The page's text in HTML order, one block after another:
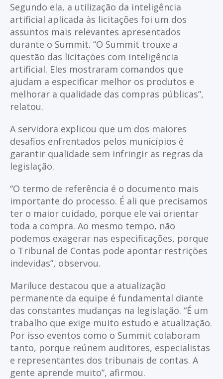
Segundo ela, a utilização da inteligência
artificial aplicada às licitações foi um dos
assuntos mais relevantes apresentados
durante o Summit. “O Summit trouxe a
questão das licitações com inteligência
artificial. Eles mostraram comandos que
ajudam a especificar melhor os produtos e
melhorar a qualidade das compras públicas”,
relatou.
A servidora explicou que um dos maiores
desafios enfrentados pelos municípios é
garantir qualidade sem infringir as regras da
legislação.
“O termo de referência é o documento mais
importante do processo. É ali que precisamos
ter o maior cuidado, porque ele vai orientar
toda a compra. Ao mesmo tempo, não
podemos exagerar nas especificações, porque
o Tribunal de Contas pode apontar restrições
indevidas”, observou.
Mariluce destacou que a atualização
permanente da equipe é fundamental diante
das constantes mudanças na legislação. “É um
trabalho que exige muito estudo e atualização.
Por isso eventos como o Summit colaboram
tanto, porque reúnem auditores, especialistas
e representantes dos tribunais de contas. A
gente aprende muito”, afirmou.